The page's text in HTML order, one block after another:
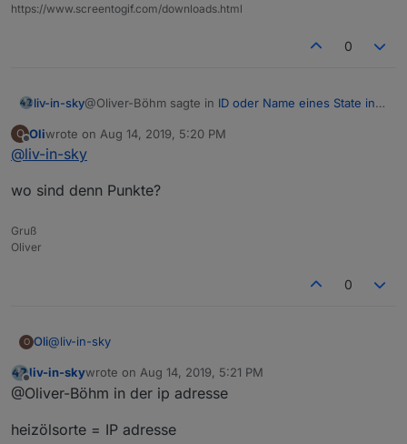
https://www.screentogif.com/downloads.html
0
liv-in-sky@Oliver-Böhm sagte in ID oder Name eines State in
da hast du mich jetzt falsch verstanden, möchte
Entladestellen = Gerätename
Heizölsorte = IP Adresse
und das für jedes Gerät.
@Oliver-Böhm ein problem:
O
Offline
Oliwrote on Aug 14, 2019, 5:20 PM
last edited by
@liv-in-sky
wo sind denn Punkte?
Gruß
Oliver
0
O Oli@liv-in-sky
wo sind denn Punkte?
Offline
liv-in-skywrote on Aug 14, 2019, 5:21 PM
last edited by
@Oliver-Böhm in der ip adresse
heizölsorte = IP adresse